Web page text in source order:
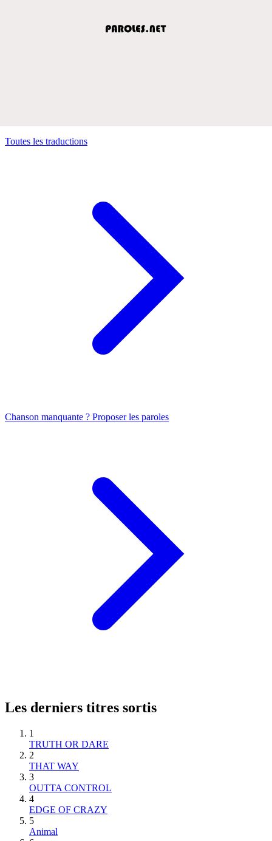
Toutes les traductions
Chanson manquante ? Proposer les paroles
Les derniers titres sortis
1
TRUTH OR DARE
2
THAT WAY
3
OUTTA CONTROL
4
EDGE OF CRAZY
5
Animal